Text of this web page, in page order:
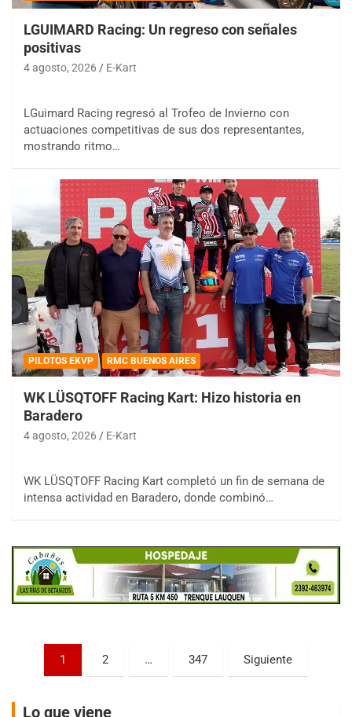
LGUIMARD Racing: Un regreso con señales
positivas
4 agosto, 2026 E-Kart
LGuimard Racing regresó al Trofeo de Invierno con
actuaciones competitivas de sus dos representantes,
mostrando ritmo…
PILOTOS EKVP RMC BUENOS AIRES
WK LÜSQTOFF Racing Kart: Hizo historia en
Baradero
4 agosto, 2026 E-Kart
WK LÜSQTOFF Racing Kart completó un fin de semana de
intensa actividad en Baradero, donde combinó…
Paginación
entradas
1 2 … 347 Siguiente
Lo que viene
COBERTURA ESPECIAL DE E-KART.COM.AR
08/09-AGO
Baradero (Buenos Aires)
KDO - F6
Ciudad de Trenque Lauquen (Asfalto)
Trenque Lauquen (Buenos Aires)
Villaguay (Entre Ríos)
El Cerro (Tierra)